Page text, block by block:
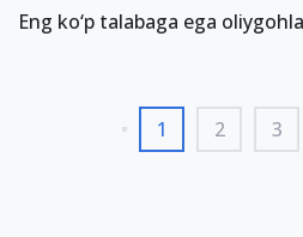
Eng ko‘p talabaga ega
1 2 3